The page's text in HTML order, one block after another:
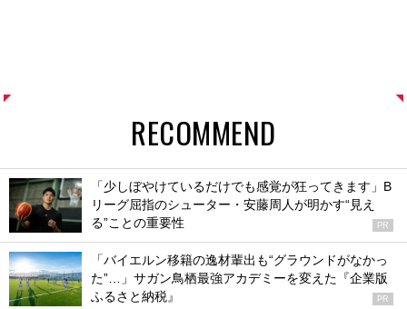
RECOMMEND
「少しぼやけているだけでも感覚が狂ってきます」B
リーグ屈指のシューター・安藤周人が明かす“見え
る”ことの重要性
PR
「バイエルン移籍の逸材輩出も“グラウンドがなかっ
た”…」サガン鳥栖最強アカデミーを変えた『企業版
ふるさと納税』
PR